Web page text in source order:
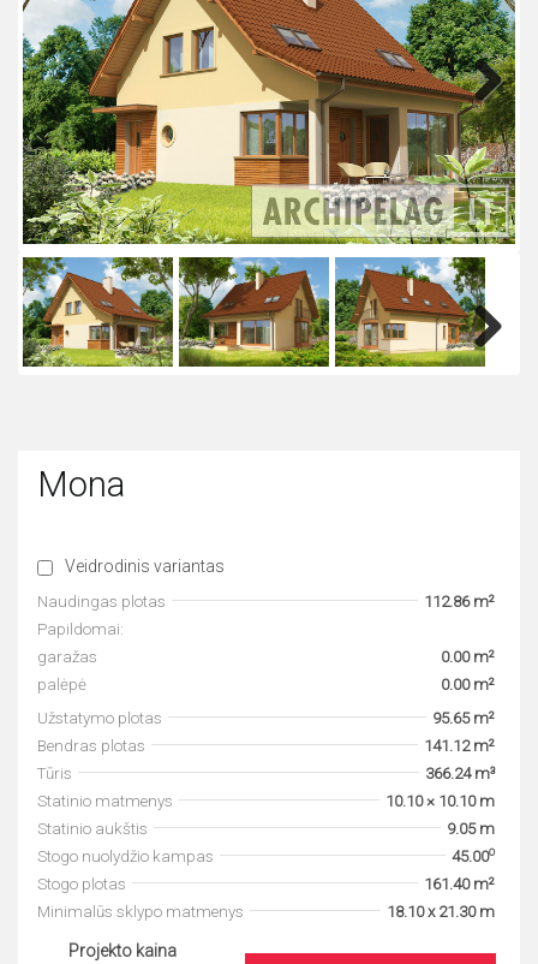
Next
Mona
Veidrodinis variantas
Naudingas plotas
112.86 m²
Papildomai:
garažas
0.00 m²
palėpė
0.00 m²
Užstatymo plotas
95.65 m²
Bendras plotas
141.12 m²
Tūris
366.24 m³
Statinio matmenys
10.10 × 10.10 m
Statinio aukštis
9.05 m
Stogo nuolydžio kampas
45.00o
Stogo plotas
161.40 m²
Minimalūs sklypo matmenys
18.10 x 21.30 m
Projekto kaina